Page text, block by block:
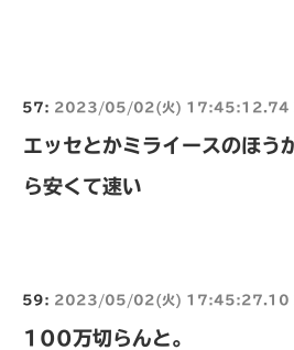
57: 2023/05/02(火) 17:45:12.74
エッセとかミライースのほう
ら安くて速い
59: 2023/05/02(火) 17:45:27.10
100万切らんと。